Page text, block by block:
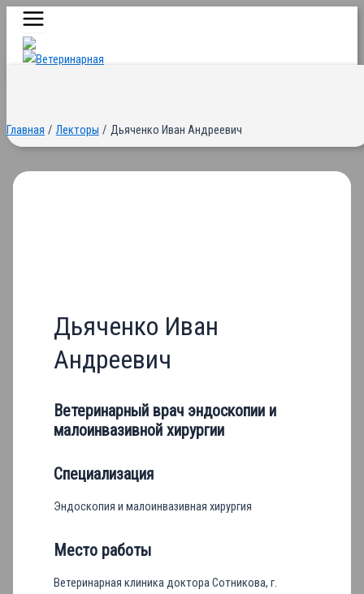
Перейти
содержимому
Main
Menu
Главная Лекторы Дьяченко Иван Андреевич
Дьяченко Иван
Андреевич
Ветеринарный врач эндоскопии и
малоинвазивной хирургии
Специализация
Эндоскопия и малоинвазивная хирургия
Место работы
Ветеринарная клиника доктора Сотникова, г.